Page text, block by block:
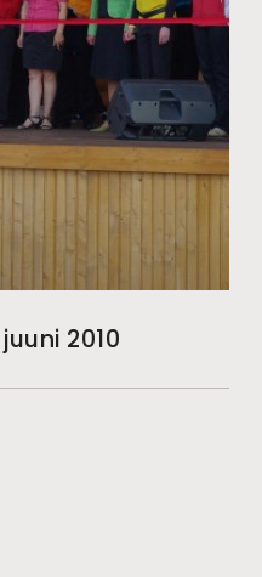
2010